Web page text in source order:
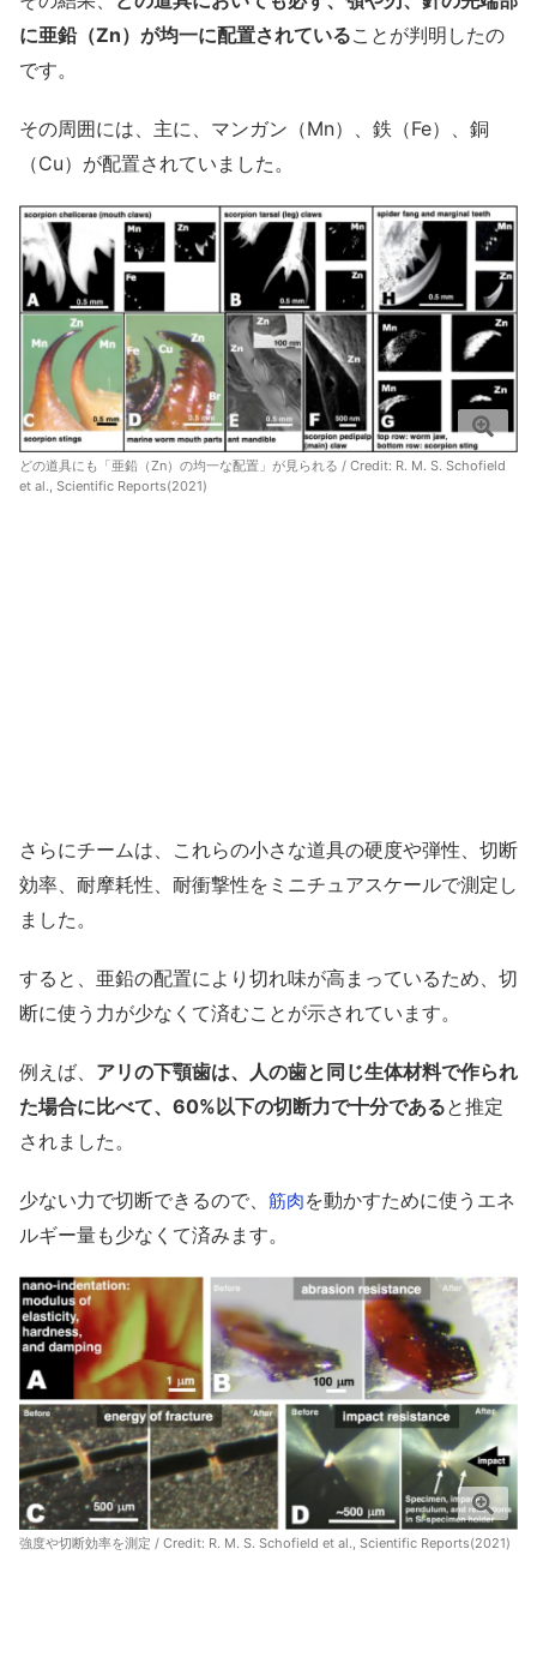
に亜鉛（Zn）が均一に配置されていることが判明したの
です。
その周囲には、主に、マンガン（Mn）、鉄（Fe）、銅
（Cu）が配置されていました。
どの道具にも「亜鉛（Zn）の均一な配置」が見られる / Credit: R. M. S. Schofield
et al., Scientific Reports(2021)
さらにチームは、これらの小さな道具の硬度や弾性、切断
効率、耐摩耗性、耐衝撃性をミニチュアスケールで測定し
ました。
すると、亜鉛の配置により切れ味が高まっているため、切
断に使う力が少なくて済むことが示されています。
例えば、 アリの下顎歯は、人の歯と同じ生体材料で作られ
た場合に比べて、60%以下の切断力で十分であると推定
されました。
少ない力で切断できるので、 筋肉を動かすために使うエネ
ルギー量も少なくて済みます。
強度や切断効率を測定 / Credit: R. M. S. Schofield et al., Scientific Reports(2021)